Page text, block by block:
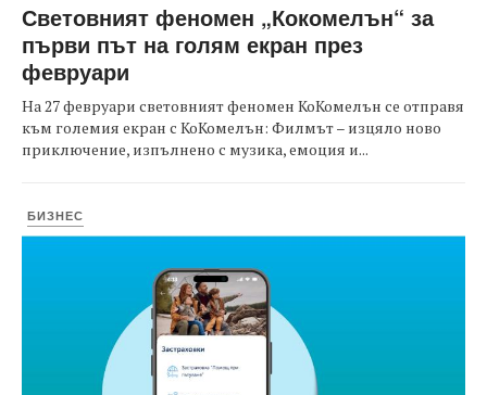
Световният феномен „Кокомелън“ за
първи път на голям екран през
февруари
На 27 февруари световният феномен КоКомелън се отправя
към големия екран с КоКомелън: Филмът – изцяло ново
приключение, изпълнено с музика, емоция и...
БИЗНЕС